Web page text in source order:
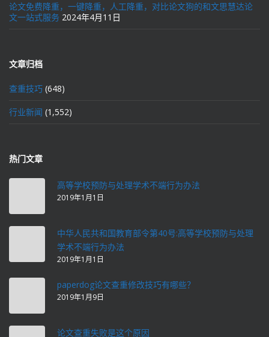
论文免费降重，一键降重，人工降重，对比论文狗的和文思慧达论
文一站式服务 2024年4月11日
文章归档
查重技巧 (648)
行业新闻 (1,552)
热门文章
高等学校预防与处理学术不端行为办法
2019年1月1日
中华人民共和国教育部令第40号:高等学校预防与处理
学术不端行为办法
2019年1月1日
paperdog论文查重修改技巧有哪些？
2019年1月9日
论文查重失败是这个原因